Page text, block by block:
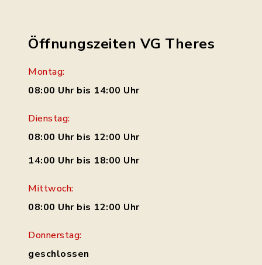
Öffnungszeiten VG Theres
Montag:
08:00 Uhr bis 14:00 Uhr
Dienstag:
08:00 Uhr bis 12:00 Uhr
14:00 Uhr bis 18:00 Uhr
Mittwoch:
08:00 Uhr bis 12:00 Uhr
Donnerstag:
geschlossen